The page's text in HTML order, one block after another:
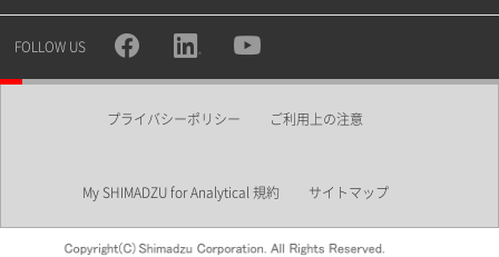
所属部署
FOLLOW US
プライバシーポリシー ご利用上の注意
My SHIMADZU for Analytical 規約 サイトマップ